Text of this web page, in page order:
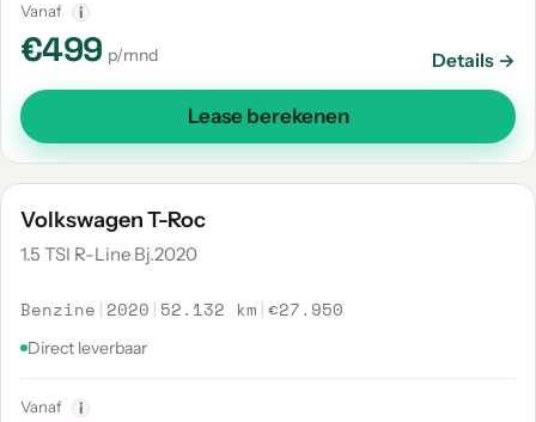
Vanaf i
€499 p/mnd Details →
Lease berekenen
Volkswagen T-Roc
1.5 TSI R-Line Bj.2020
Benzine | 2020 | 52.132 km |€27.950
Direct leverbaar
Vanaf i